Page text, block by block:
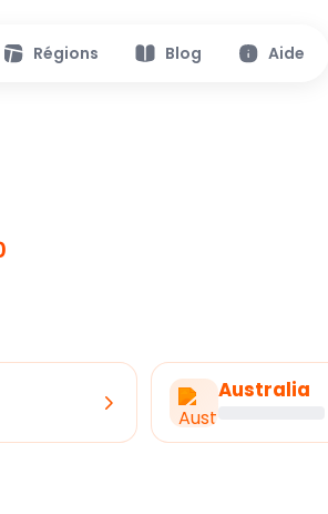
Régions Blog Aide
Australia